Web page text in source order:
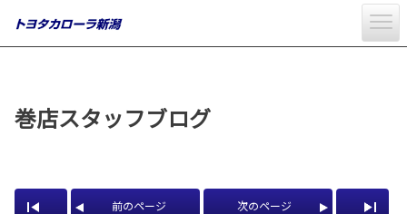
巻店スタッフブログ
前のページ 次のページ